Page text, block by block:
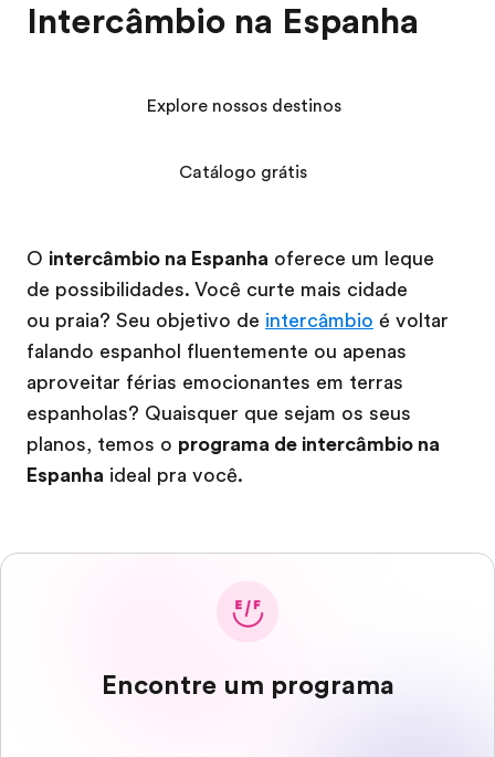
Intercâmbio na Espanha
O intercâmbio na Espanha oferece um leque
de possibilidades. Você curte mais cidade
ou praia? Seu objetivo de intercâmbio é voltar
falando espanhol fluentemente ou apenas
aproveitar férias emocionantes em terras
espanholas? Quaisquer que sejam os seus
planos, temos o programa de intercâmbio na
Espanha ideal pra você.
Explore nossos destinos
Catálogo grátis
Encontre um programa